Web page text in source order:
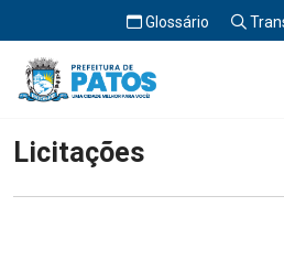
Glossário
Início Licitações
Licitações